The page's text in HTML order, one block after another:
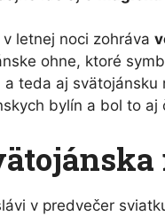
letnej noci zohráva
ohne, ktoré
a teda aj
bylín a bol to aj
v predvečer